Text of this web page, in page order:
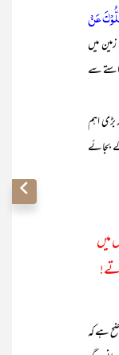
عَنۡ
میں
سے
بڑی اہم
بجائے
ہے کہ